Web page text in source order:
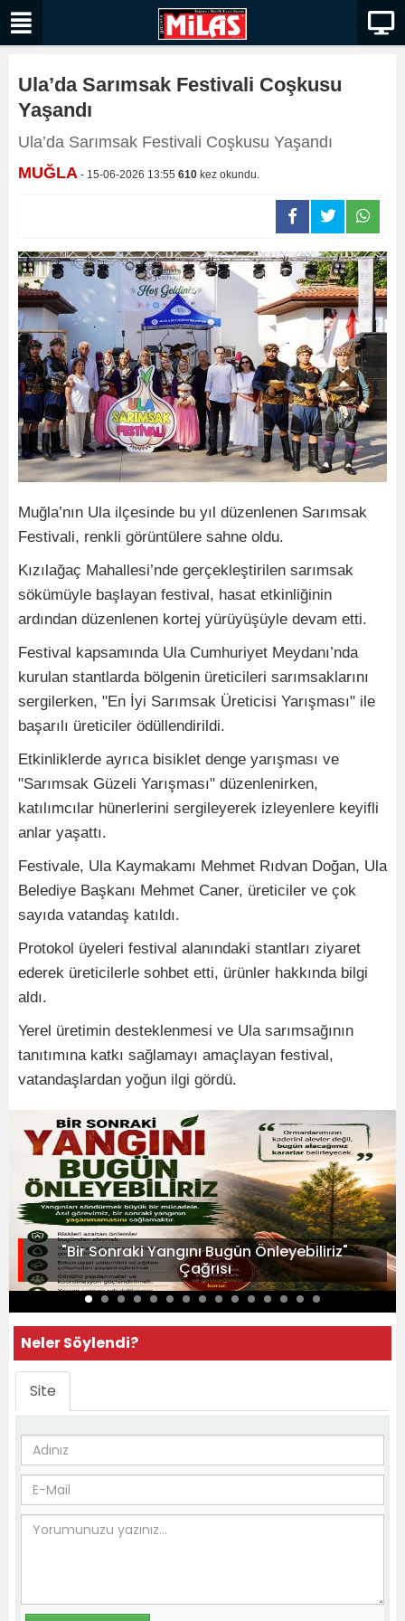
Ula’da Sarımsak Festivali Coşkusu
Yaşandı
Ula’da Sarımsak Festivali Coşkusu Yaşandı
MUĞLA - 15-06-2026 13:55 610 kez okundu.
Muğla’nın Ula ilçesinde bu yıl düzenlenen Sarımsak
Festivali, renkli görüntülere sahne oldu.
Kızılağaç Mahallesi’nde gerçekleştirilen sarımsak
sökümüyle başlayan festival, hasat etkinliğinin
ardından düzenlenen kortej yürüyüşüyle devam etti.
Festival kapsamında Ula Cumhuriyet Meydanı’nda
kurulan stantlarda bölgenin üreticileri sarımsaklarını
sergilerken, "En İyi Sarımsak Üreticisi Yarışması" ile
başarılı üreticiler ödüllendirildi.
Etkinliklerde ayrıca bisiklet denge yarışması ve
"Sarımsak Güzeli Yarışması" düzenlenirken,
katılımcılar hünerlerini sergileyerek izleyenlere keyifli
anlar yaşattı.
Festivale, Ula Kaymakamı Mehmet Rıdvan Doğan, Ula
Belediye Başkanı Mehmet Caner, üreticiler ve çok
sayıda vatandaş katıldı.
Protokol üyeleri festival alanındaki stantları ziyaret
ederek üreticilerle sohbet etti, ürünler hakkında bilgi
aldı.
Yerel üretimin desteklenmesi ve Ula sarımsağının
tanıtımına katkı sağlamayı amaçlayan festival,
vatandaşlardan yoğun ilgi gördü.
"Bir Sonraki Yangını Bugün Önleyebiliriz"
Çağrısı
Neler Söylendi?
Site